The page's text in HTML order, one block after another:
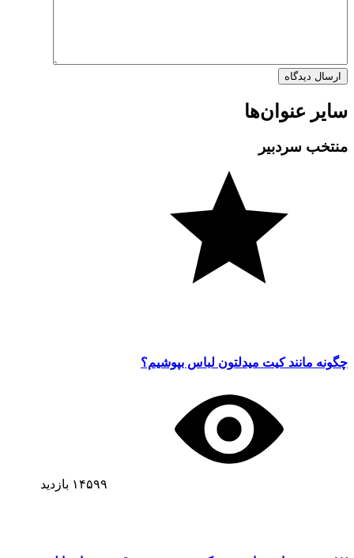
سایر عنوان‌ها
منتخب سردبیر
چگونه مانند کیت میدلتون لباس بپوشیم؟
۱۴۵۹۹ بازدید